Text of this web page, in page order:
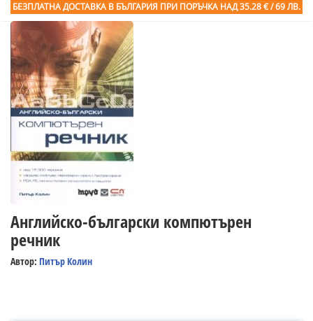
БЕЗПЛАТНА ДОСТАВКА В БЪЛГАРИЯ ПРИ ПОРЪЧКА НАД 35.28 € / 69 ЛВ.
Английско-български компютърен
речник
Автор: Питър Колин